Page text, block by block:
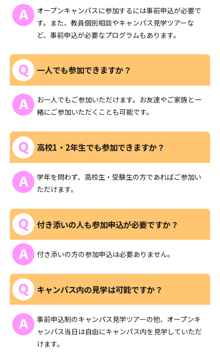
オープンキャンパスに参加するには事前申込が必要で
す。また、教員個別相談やキャンパス見学ツアーな
ど、事前申込が必要なプログラムもあります。
一人でも参加できますか？
お一人でもご参加いただけます。お友達やご家族と一
緒にご参加いただくことも可能です。
高校1・2年生でも参加できますか？
学年を問わず、高校生・受験生の方であればご参加い
ただけます。
付き添いの人も参加申込が必要ですか？
付き添いの方の参加申込は必要ありません。
キャンパス内の見学は可能ですか？
事前申込制のキャンパス見学ツアーの他、オープンキ
ャンパス当日は自由にキャンパス内を見学していただ
けます。